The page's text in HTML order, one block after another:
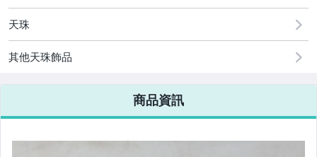
天珠
其他天珠飾品
商品資訊